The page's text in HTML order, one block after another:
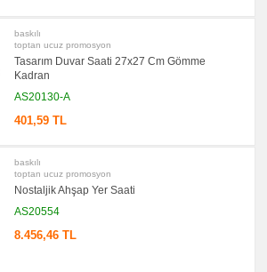
baskılı
toptan ucuz promosyon
Tasarım Duvar Saati 27x27 Cm Gömme
Kadran
AS20130-A
401,59 TL
baskılı
toptan ucuz promosyon
Nostaljik Ahşap Yer Saati
AS20554
8.456,46 TL